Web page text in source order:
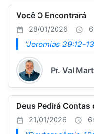
Você O Encontrará
28/01/2026
"Jeremias 29:12-
Pr. Val
Deus Pedirá Contas
21/01/2026